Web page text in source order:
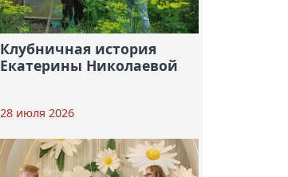
Клубничная история
Екатерины Николаевой
28 июля 2026